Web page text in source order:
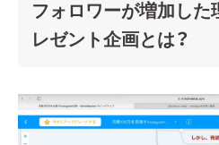
フォロワーが増加した
レゼント企画とは？